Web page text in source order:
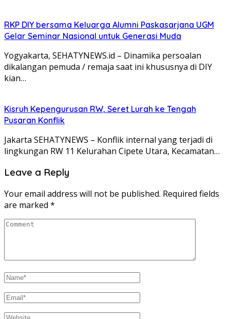
RKP DIY bersama Keluarga Alumni Paskasarjana UGM
Gelar Seminar Nasional untuk Generasi Muda
Yogyakarta, SEHATYNEWS.id – Dinamika persoalan
dikalangan pemuda / remaja saat ini khususnya di DIY
kian…
Kisruh Kepengurusan RW, Seret Lurah ke Tengah
Pusaran Konflik
Jakarta SEHATYNEWS – Konflik internal yang terjadi di
lingkungan RW 11 Kelurahan Cipete Utara, Kecamatan…
Leave a Reply
Your email address will not be published. Required fields
are marked *